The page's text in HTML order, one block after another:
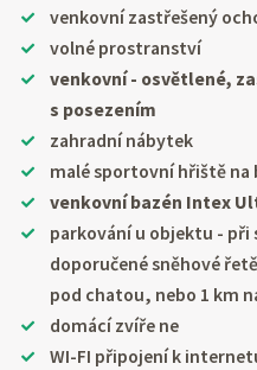
venkovní zastřešený
volné prostranství
venkovní - osvětlené,
s posezením
zahradní nábytek
malé sportovní hřiště na
venkovní bazén Intex
parkování u objektu - při
doporučené sněhové
pod chatou, nebo 1 km
domácí zvíře ne
WI-FI připojení k